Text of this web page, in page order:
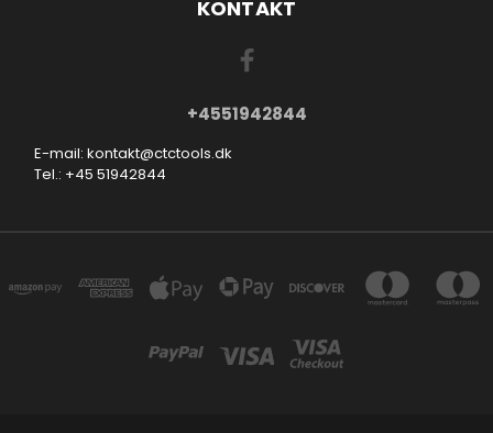
KONTAKT
+4551942844
E-mail: kontakt@ctctools.dk
Tel.: +45 51942844